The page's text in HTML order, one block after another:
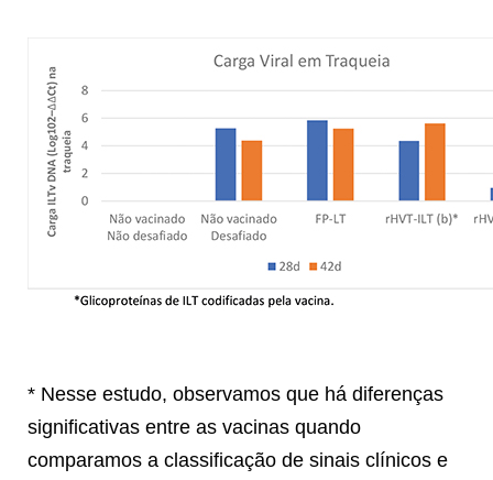
* Nesse estudo, observamos que há diferenças
significativas entre as vacinas quando
comparamos a classificação de sinais clínicos e